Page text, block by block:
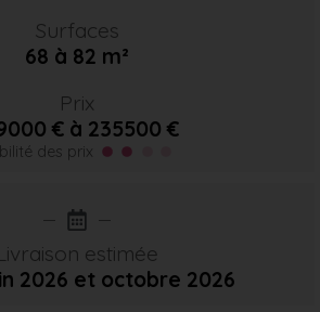
Surfaces
68 à 82 m²
Prix
€ à 235500 €
des prix
estimée
2026 et octobre 2026